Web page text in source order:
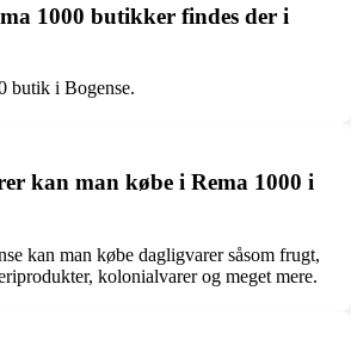
1000 butikker findes der i
butik i Bogense.
kan man købe i Rema 1000 i
kan man købe dagligvarer såsom frugt,
kolonialvarer og meget mere.